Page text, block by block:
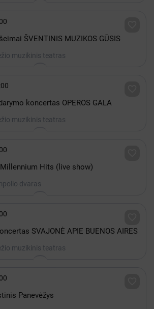
ŠVENTINIS MUZIKOS GŪSIS
muzikinis teatras
koncertas OPEROS GALA
muzikinis teatras
Millennium Hits (live show)
dvaras
SVAJONĖ APIE BUENOS AIRES
muzikinis teatras
Panevėžys